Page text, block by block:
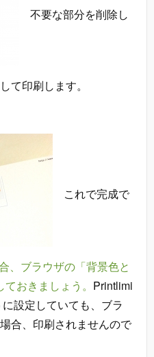
不要な部分を削除し
て印刷します。
これで完成で
、ブラウザの「背景色と
おきましょう。 Printlimi
設定していても、ブラ
合、印刷されませんので